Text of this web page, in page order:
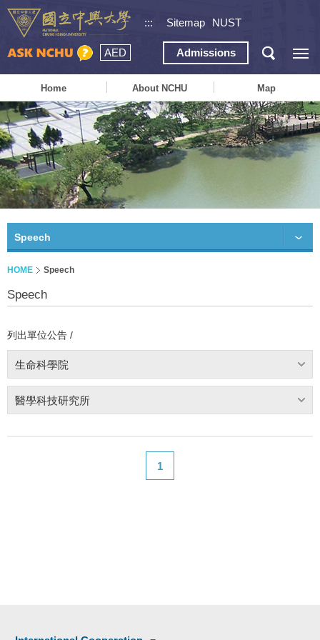
::: Sitemap NUST
AED Admissions
Home About NCHU Map
Speech
HOME Speech
Speech
列出單位公告 /
生命科學院
醫學科技研究所
1